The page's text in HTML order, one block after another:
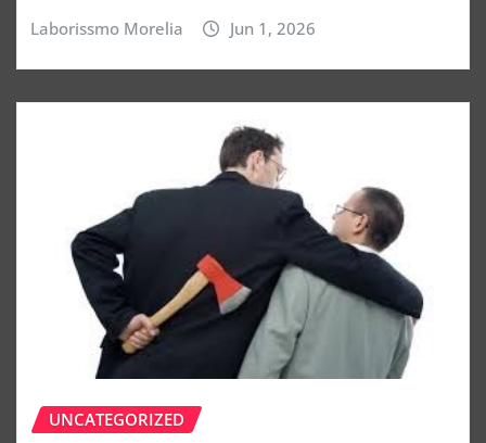
Laborissmo Morelia Jun 1, 2026
UNCATEGORIZED